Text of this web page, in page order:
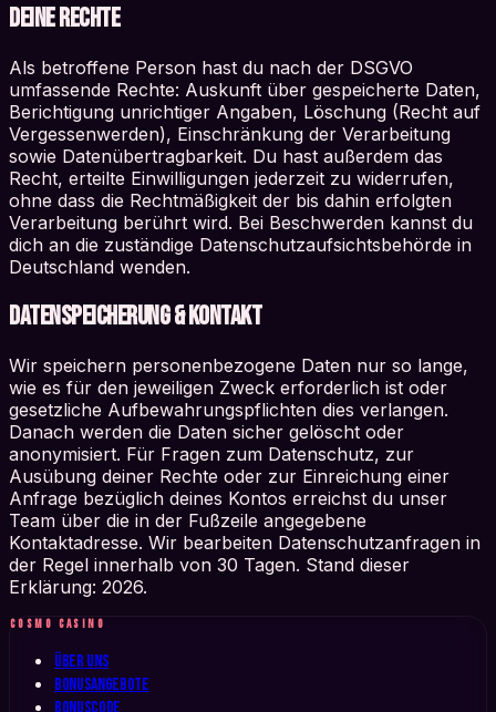
Deine Rechte
Als betroffene Person hast du nach der DSGVO
umfassende Rechte: Auskunft über gespeicherte Daten,
Berichtigung unrichtiger Angaben, Löschung (Recht auf
Vergessenwerden), Einschränkung der Verarbeitung
sowie Datenübertragbarkeit. Du hast außerdem das
Recht, erteilte Einwilligungen jederzeit zu widerrufen,
ohne dass die Rechtmäßigkeit der bis dahin erfolgten
Verarbeitung berührt wird. Bei Beschwerden kannst du
dich an die zuständige Datenschutzaufsichtsbehörde in
Deutschland wenden.
Datenspeicherung & Kontakt
Wir speichern personenbezogene Daten nur so lange,
wie es für den jeweiligen Zweck erforderlich ist oder
gesetzliche Aufbewahrungspflichten dies verlangen.
Danach werden die Daten sicher gelöscht oder
anonymisiert. Für Fragen zum Datenschutz, zur
Ausübung deiner Rechte oder zur Einreichung einer
Anfrage bezüglich deines Kontos erreichst du unser
Team über die in der Fußzeile angegebene
Kontaktadresse. Wir bearbeiten Datenschutzanfragen in
der Regel innerhalb von 30 Tagen. Stand dieser
Erklärung: 2026.
COSMO CASINO
Über uns
Bonusangebote
Bonuscode